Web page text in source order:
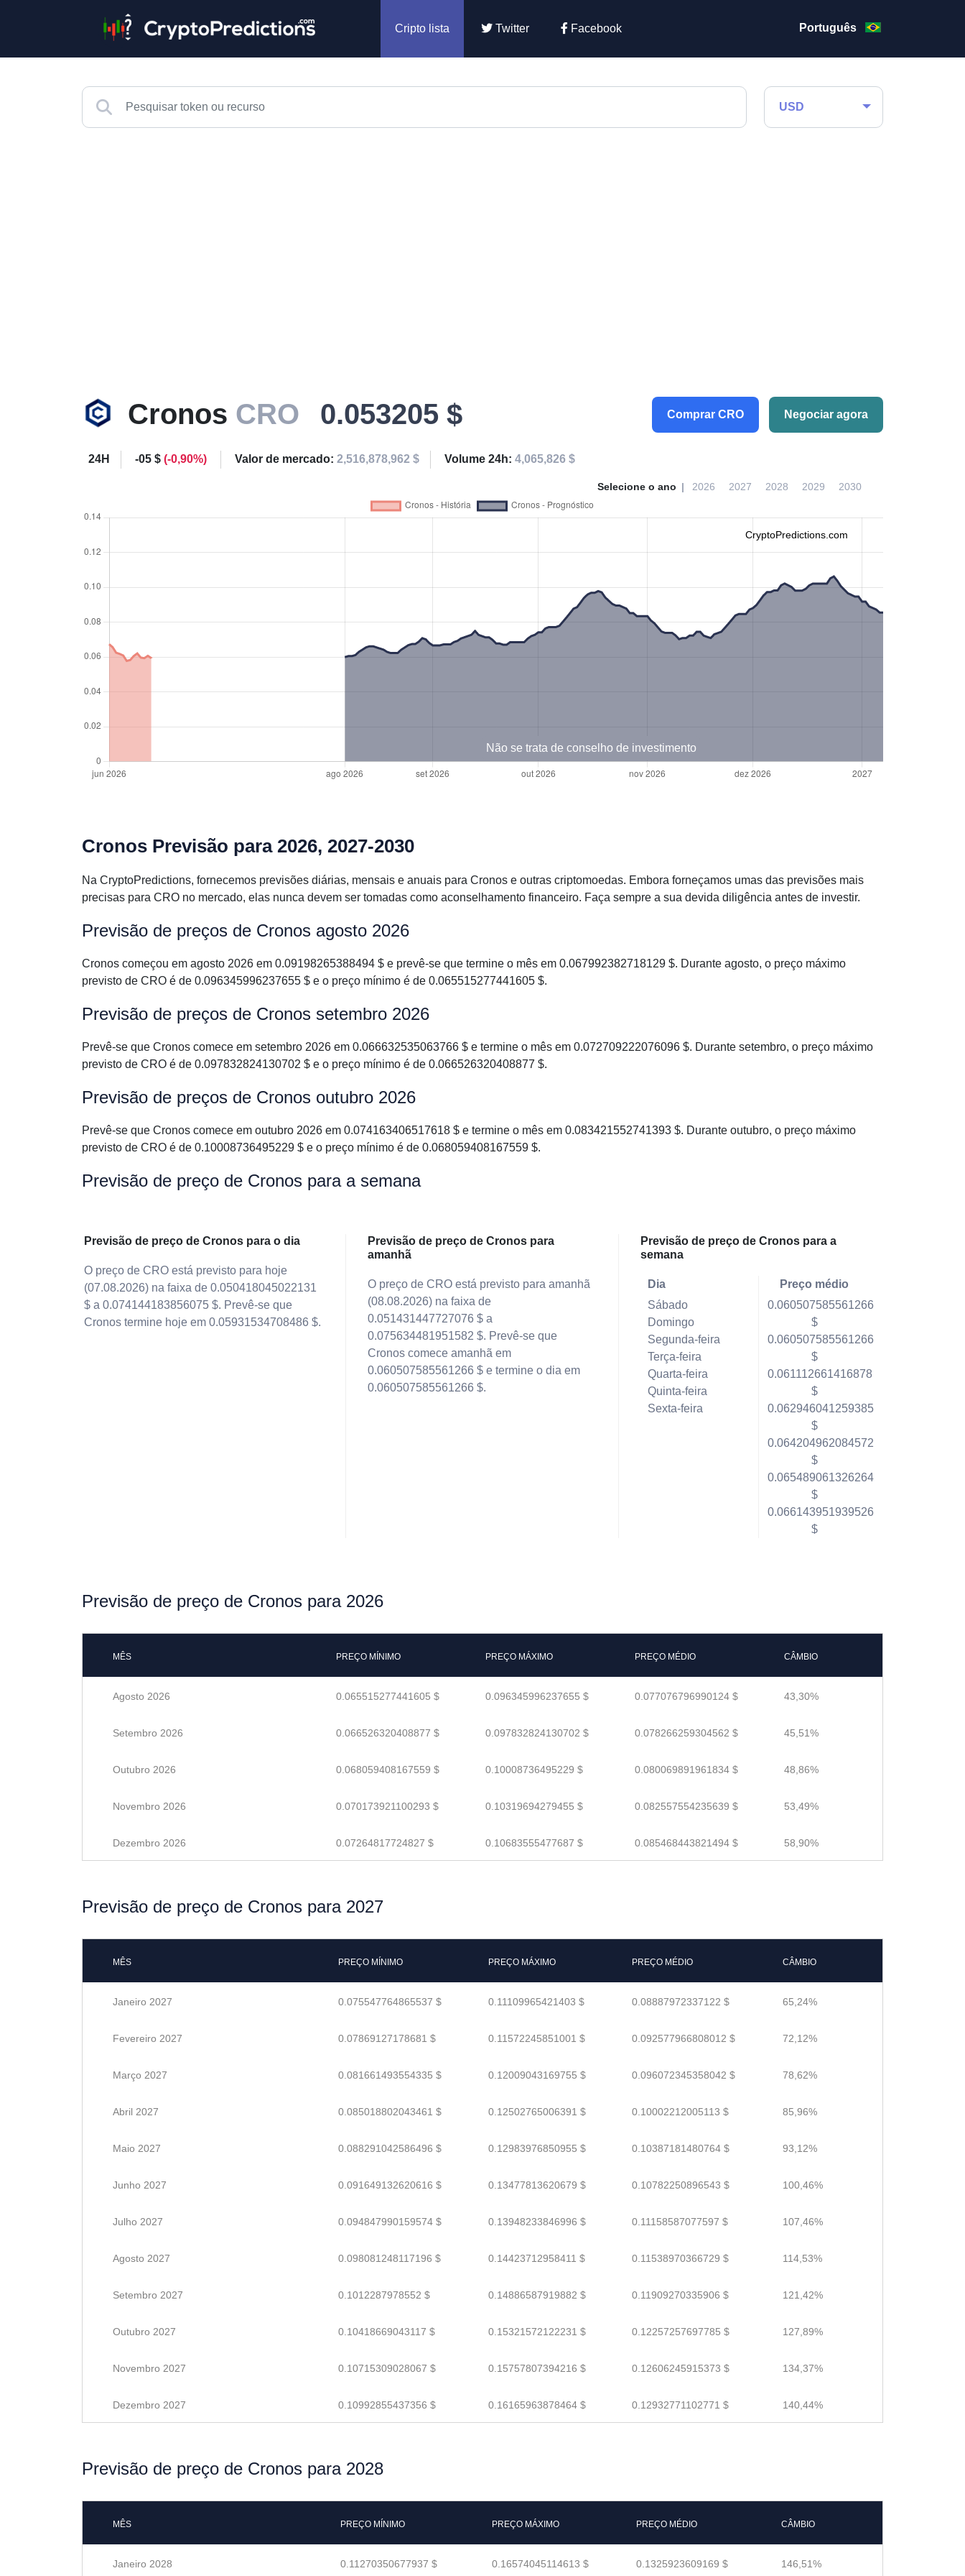
Cripto lista Twitter Facebook Português
USD
Cronos CRO 0.053205 $ Comprar CRO Negociar agora
24H -05 $ (-0,90%) Valor de mercado: 2,516,878,962 $ Volume 24h: 4,065,826 $
Selecione o ano 2026 2027 2028 2029 2030
CryptoPredictions.com
Não se trata de conselho de investimento
Cronos Previsão para 2026, 2027-2030
Na CryptoPredictions, fornecemos previsões diárias, mensais e anuais para Cronos e outras criptomoedas. Embora forneçamos umas das previsões mais
precisas para CRO no mercado, elas nunca devem ser tomadas como aconselhamento financeiro. Faça sempre a sua devida diligência antes de investir.
Previsão de preços de Cronos agosto 2026
Cronos começou em agosto 2026 em 0.09198265388494 $ e prevê-se que termine o mês em 0.067992382718129 $. Durante agosto, o preço máximo
previsto de CRO é de 0.096345996237655 $ e o preço mínimo é de 0.065515277441605 $.
Previsão de preços de Cronos setembro 2026
Prevê-se que Cronos comece em setembro 2026 em 0.066632535063766 $ e termine o mês em 0.072709222076096 $. Durante setembro, o preço máximo
previsto de CRO é de 0.097832824130702 $ e o preço mínimo é de 0.066526320408877 $.
Previsão de preços de Cronos outubro 2026
Prevê-se que Cronos comece em outubro 2026 em 0.074163406517618 $ e termine o mês em 0.083421552741393 $. Durante outubro, o preço máximo
previsto de CRO é de 0.10008736495229 $ e o preço mínimo é de 0.068059408167559 $.
Previsão de preço de Cronos para a semana
Previsão de preço de Cronos para o dia
O preço de CRO está previsto para hoje
(07.08.2026) na faixa de 0.050418045022131
$ a 0.074144183856075 $. Prevê-se que
Cronos termine hoje em 0.05931534708486 $.
Previsão de preço de Cronos para
amanhã
O preço de CRO está previsto para amanhã
(08.08.2026) na faixa de
0.051431447727076 $ a
0.075634481951582 $. Prevê-se que
Cronos comece amanhã em
0.060507585561266 $ e termine o dia em
0.060507585561266 $.
Previsão de preço de Cronos para a
semana
Dia
Sábado
Domingo
Segunda-feira
Terça-feira
Quarta-feira
Quinta-feira
Sexta-feira
Preço médio
0.060507585561266
$
0.060507585561266
$
0.061112661416878
$
0.062946041259385
$
0.064204962084572
$
0.065489061326264
$
0.066143951939526
$
Previsão de preço de Cronos para 2026
MÊS PREÇO MÍNIMO PREÇO MÁXIMO PREÇO MÉDIO CÂMBIO
Agosto 2026 0.065515277441605 $ 0.096345996237655 $ 0.077076796990124 $ 43,30%
Setembro 2026 0.066526320408877 $ 0.097832824130702 $ 0.078266259304562 $ 45,51%
Outubro 2026 0.068059408167559 $ 0.10008736495229 $ 0.080069891961834 $ 48,86%
Novembro 2026 0.070173921100293 $ 0.10319694279455 $ 0.082557554235639 $ 53,49%
Dezembro 2026 0.07264817724827 $ 0.10683555477687 $ 0.085468443821494 $ 58,90%
Previsão de preço de Cronos para 2027
MÊS PREÇO MÍNIMO PREÇO MÁXIMO PREÇO MÉDIO CÂMBIO
Janeiro 2027 0.075547764865537 $ 0.11109965421403 $ 0.08887972337122 $ 65,24%
Fevereiro 2027 0.07869127178681 $ 0.11572245851001 $ 0.092577966808012 $ 72,12%
Março 2027 0.081661493554335 $ 0.12009043169755 $ 0.096072345358042 $ 78,62%
Abril 2027 0.085018802043461 $ 0.12502765006391 $ 0.10002212005113 $ 85,96%
Maio 2027 0.088291042586496 $ 0.12983976850955 $ 0.10387181480764 $ 93,12%
Junho 2027 0.091649132620616 $ 0.13477813620679 $ 0.10782250896543 $ 100,46%
Julho 2027 0.094847990159574 $ 0.13948233846996 $ 0.11158587077597 $ 107,46%
Agosto 2027 0.098081248117196 $ 0.14423712958411 $ 0.11538970366729 $ 114,53%
Setembro 2027 0.1012287978552 $ 0.14886587919882 $ 0.11909270335906 $ 121,42%
Outubro 2027 0.10418669043117 $ 0.15321572122231 $ 0.12257257697785 $ 127,89%
Novembro 2027 0.10715309028067 $ 0.15757807394216 $ 0.12606245915373 $ 134,37%
Dezembro 2027 0.10992855437356 $ 0.16165963878464 $ 0.12932771102771 $ 140,44%
Previsão de preço de Cronos para 2028
MÊS PREÇO MÍNIMO PREÇO MÁXIMO PREÇO MÉDIO CÂMBIO
Janeiro 2028 0.11270350677937 $ 0.16574045114613 $ 0.1325923609169 $ 146,51%